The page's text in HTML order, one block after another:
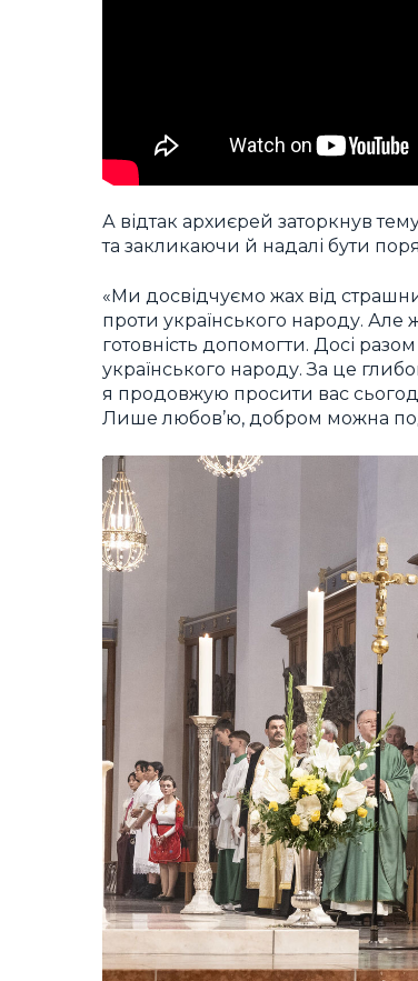
А відтак архиєрей заторкнув
та закликаючи й надалі бути
«Ми досвідчуємо жах від
проти українського народу.
готовність допомогти. Досі
українського народу. За це
я продовжую просити вас
Лише любов’ю, добром можна